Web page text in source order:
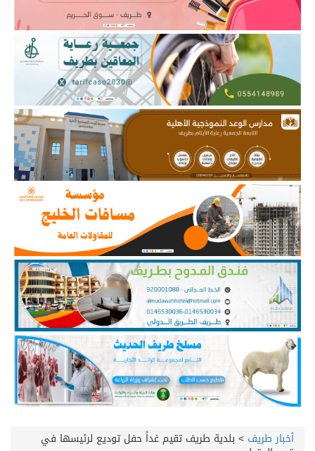
أخبار طريف > بلدية طريف تقيم غداً حفل توديع لرئيسها في